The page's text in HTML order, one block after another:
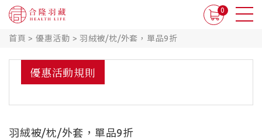
0
首頁 > 優惠活動 > 羽絨被/枕/外套，單品9折
優惠活動規則
羽絨被/枕/外套，單品9折